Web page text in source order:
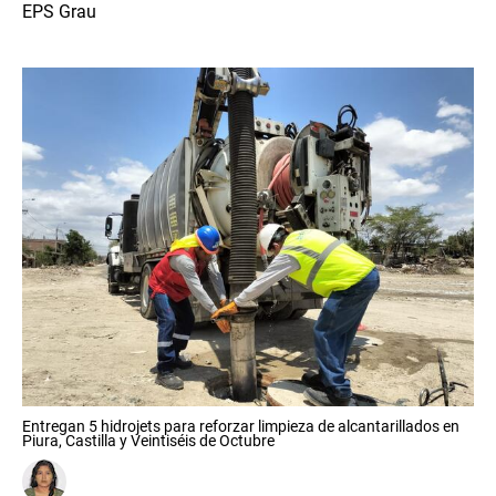
EPS Grau
Entregan 5 hidrojets para reforzar limpieza de alcantarillados en
Piura, Castilla y Veintiséis de Octubre